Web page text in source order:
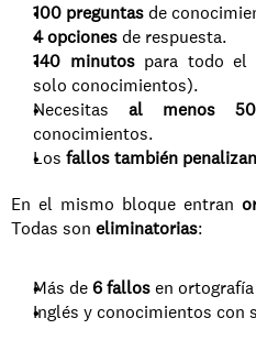
100 preguntas de
4 opciones de respuesta.
140 minutos para todo el
solo conocimientos).
Necesitas al menos
conocimientos.
Los fallos también penalizan
En el mismo bloque entran
Todas son eliminatorias:
Más de 6 fallos en
Inglés y conocimientos con